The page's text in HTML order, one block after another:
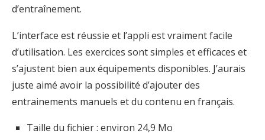
d’entraînement.
L’interface est réussie et l’appli est vraiment facile
d’utilisation. Les exercices sont simples et efficaces et
s’ajustent bien aux équipements disponibles. J’aurais
juste aimé avoir la possibilité d’ajouter des
entrainements manuels et du contenu en français.
Taille du fichier : environ 24,9 Mo